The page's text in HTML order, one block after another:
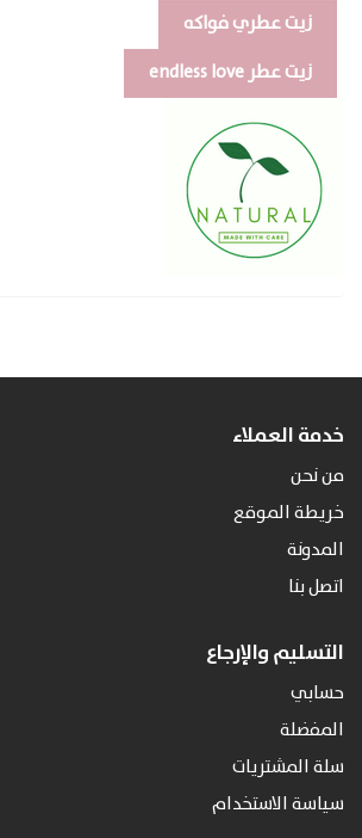
زيت عطري فواكه
زيت عطر endless love
خدمة العملاء
من نحن
خريطة الموقع
المدونة
اتصل بنا
التسليم والإرجاع
حسابي
المفضلة
سلة المشتريات
سياسة الاستخدام